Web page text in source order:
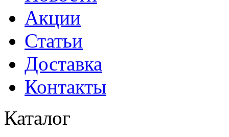
Акции
Статьи
Доставка
Контакты
Каталог